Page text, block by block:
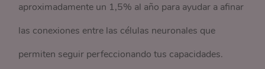
aproximadamente un 1,5% al año para ayudar a afinar
las conexiones entre las células neuronales que
permiten seguir perfeccionando tus capacidades.